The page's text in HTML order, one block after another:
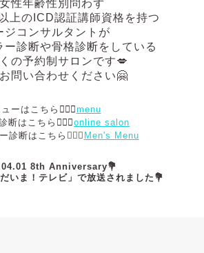
性年齢性別問わず
上の ICD認証講師資格を持つ
ジコンサルタントが
ー診断や骨格診断をしている
の予約制サロンです💋
問い合わせください🤗
ーはこちら💁🏻‍♀️menu
断はこちら💁🏻‍♀️ online salon
診断はこちら💁🏻‍♂️ Men's Menu
8th Anniversary💐
いま！テレビ」で放送されました💐